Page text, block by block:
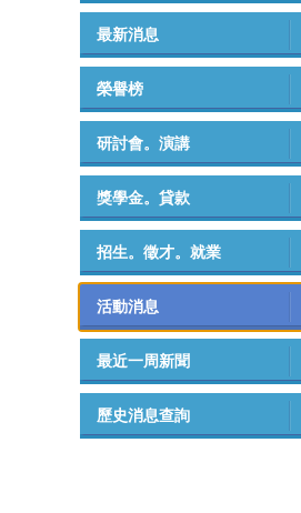
最新消息
榮譽榜
研討會。演講
獎學金。貸款
招生。徵才。就業
活動消息
最近一周新聞
歷史消息查詢